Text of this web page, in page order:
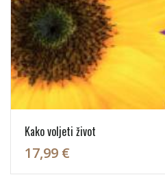
Kako voljeti život
17,99 €